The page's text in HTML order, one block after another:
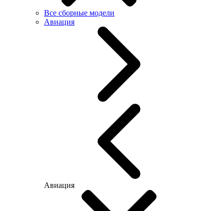
Все сборные модели
Авиация
Авиация